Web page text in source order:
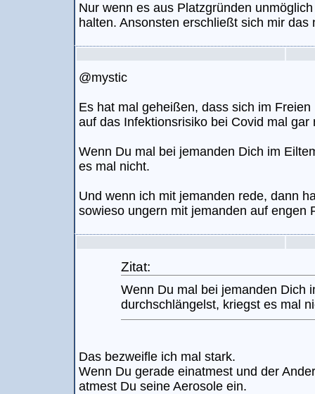
Nur wenn es aus Platzgründen
halten. Ansonsten erschließt sich mir das
@mystic
Es hat mal geheißen, dass sich im
auf das Infektionsrisiko bei Covid mal gar
Wenn Du mal bei jemanden Dich im
es mal nicht.
Und wenn ich mit jemanden rede, dann
sowieso ungern mit jemanden auf engen
Zitat:
Wenn Du mal bei jemanden Dich
durchschlängelst, kriegst es mal
Das bezweifle ich mal stark.
Wenn Du gerade einatmest und der
atmest Du seine Aerosole ein.